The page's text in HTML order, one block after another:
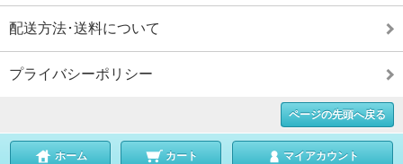
配送方法･送料について
プライバシーポリシー
ページの先頭へ戻る
ホーム カート マイアカウント